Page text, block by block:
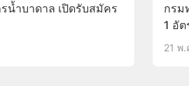
น้ำบาดาล เปิดรับสมัคร
กรม
1 อัต
21 พ